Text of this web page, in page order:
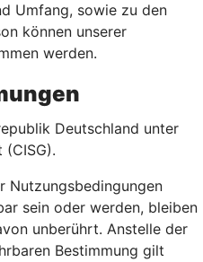
Umfang, sowie zu den
können unserer
werden.
Deutschland unter
Nutzungsbedingungen
sein oder werden, bleiben
unberührt. Anstelle der
Bestimmung gilt